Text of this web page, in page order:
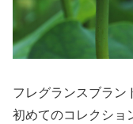
フレグランスブラン
初めてのコレクショ